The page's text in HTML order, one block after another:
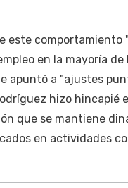
este comportamiento
en la mayoría de
apuntó a "ajustes
hizo hincapié
que se mantiene
en actividades